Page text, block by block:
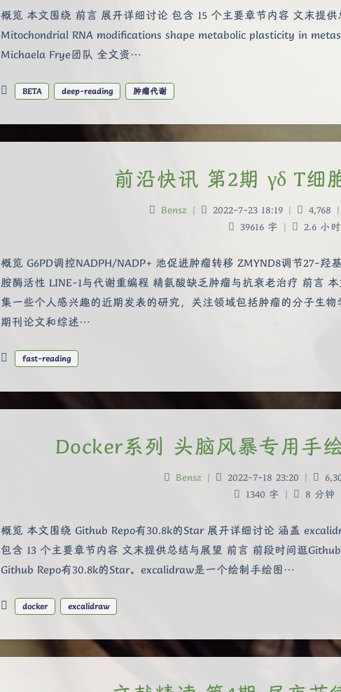
概览 本文围绕 前言 展开详细讨论 包含 15 个主要章节内容 文末提
Mitochondrial RNA modifications shape metabolic plasticity in
Michaela Frye团队 全文资…
BETA deep-reading 肿瘤代谢
前沿快讯 第2期 γδ T细
Bensz | 2022-7-23 18:19 | 4,768 |
39616 字 | 2.6 小时
概览 G6PD调控NADPH/NADP+ 池促进肿瘤转移 ZMYND8调节27-
胺酶活性 LINE-1与代谢重编程 精氨酸缺乏肿瘤与抗衰老治疗 前言
集一些个人感兴趣的近期发表的研究，关注领域包括肿瘤的分子生
期刊论文和综述…
fast-reading
Docker系列 头脑风暴专用手
Bensz | 2022-7-18 23:20 |
1340 字 | 8 分钟
概览 本文围绕 Github Repo有30.8k的Star 展开详细讨论 涵盖
包含 13 个主要章节内容 文末提供总结与展望 前言 前段时间逛
Github Repo有30.8k的Star。excalidraw是一个绘制手绘图…
docker excalidraw